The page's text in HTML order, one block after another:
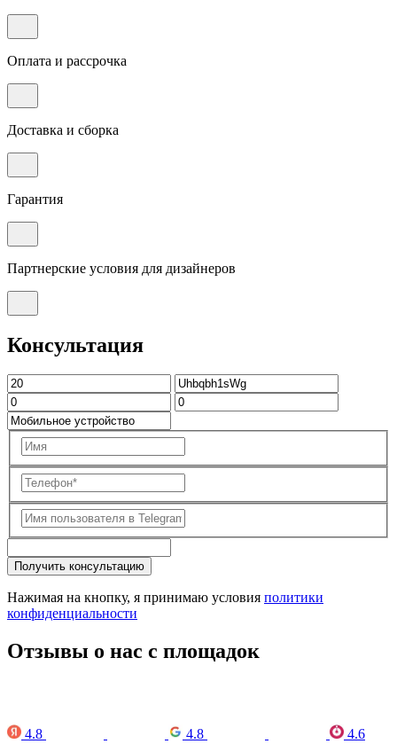
Оплата и рассрочка
Доставка и сборка
Гарантия
Партнерские условия для дизайнеров
Консультация
Получить консультацию
Нажимая на кнопку, я принимаю условия политики
конфиденциальности
Отзывы о нас с площадок
4.8 4.8 4.6